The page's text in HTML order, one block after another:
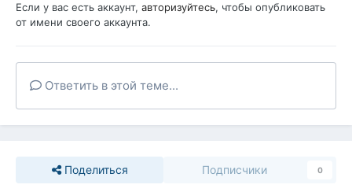
Если у вас есть аккаунт, авторизуйтесь, чтобы опубликовать
от имени своего аккаунта.
Ответить в этой теме...
Поделиться Подписчики 0